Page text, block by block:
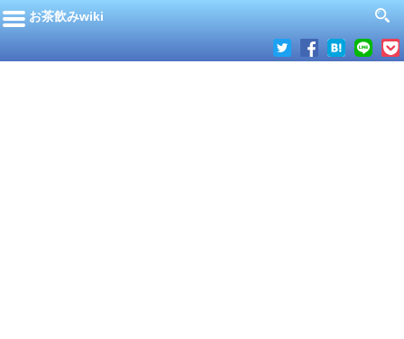
お茶飲みwiki